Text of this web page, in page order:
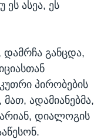
ასეა, ეს
განცდა,
პირობების
ადამიანებმა,
დიალოგის